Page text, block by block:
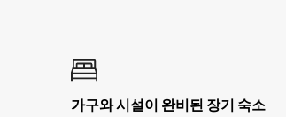
가구와 시설이 완비된 장기 숙소